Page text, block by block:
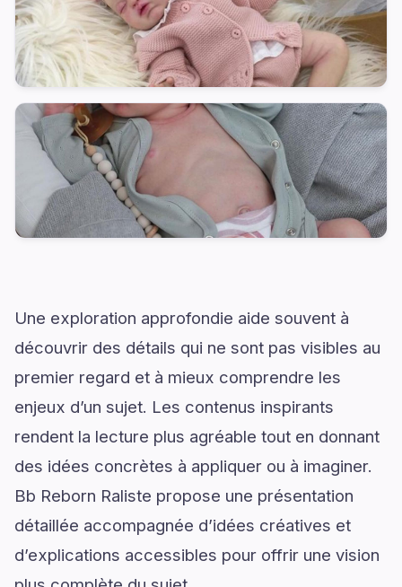
Une exploration approfondie aide souvent à
découvrir des détails qui ne sont pas visibles au
premier regard et à mieux comprendre les
enjeux d’un sujet. Les contenus inspirants
rendent la lecture plus agréable tout en donnant
des idées concrètes à appliquer ou à imaginer.
Bb Reborn Raliste propose une présentation
détaillée accompagnée d’idées créatives et
d’explications accessibles pour offrir une vision